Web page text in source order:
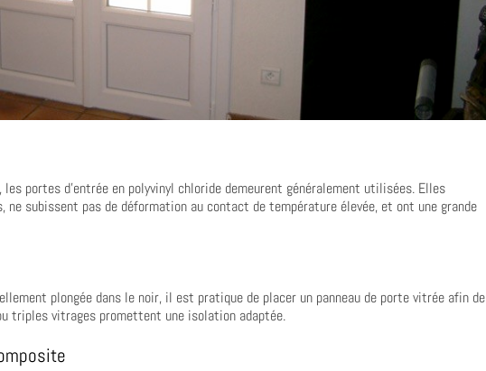
portes d’entrée en polyvinyl chloride demeurent généralement utilisées. Elles
ne subissent pas de déformation au contact de température élevée, et ont une grande
plongée dans le noir, il est pratique de placer un panneau de porte vitrée afin de
triples vitrages promettent une isolation adaptée.